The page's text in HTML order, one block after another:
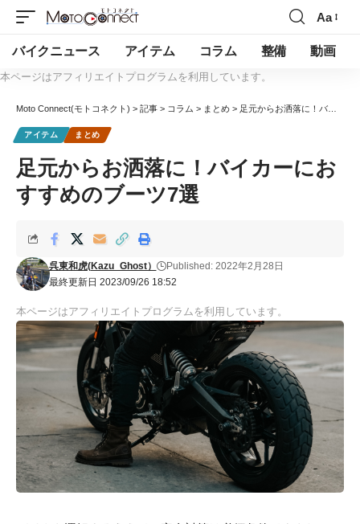
Aa
バイクニュース アイテム コラム 整備 動画
本ページはアフィリエイトプログラムを利用しています。
Moto Connect(モトコネクト) > 記事 > コラム > まとめ > 足元からお洒落に！バイカーにおすすめのブーツ7選
アイテム まとめ
足元からお洒落に！バイカーにお
すすめのブーツ7選
最終更新日 2023/09/26 18:52
呉東和虎(Kazu_Ghost） Published: 2022年2月28日
本ページはアフィリエイトプログラムを利用しています。